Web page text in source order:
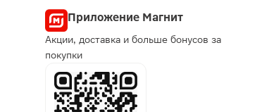
Приложение Магнит
Акции, доставка и больше бонусов за
покупки